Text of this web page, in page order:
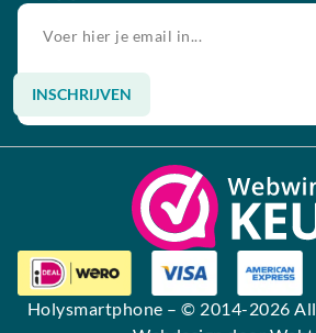
INSCHRIJVEN
Alternative:
Holysmartphone – © 2014-2026